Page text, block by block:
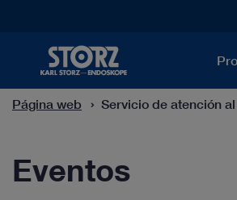
Página web Servicio de atención
Eventos